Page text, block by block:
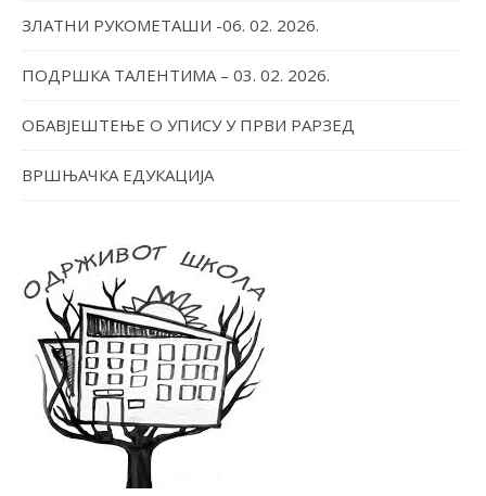
ЗЛАТНИ РУКОМЕТАШИ -06. 02. 2026.
ПОДРШКА ТАЛЕНТИМА – 03. 02. 2026.
ОБАВЈЕШТЕЊЕ О УПИСУ У ПРВИ РАРЗЕД
ВРШЊАЧКА ЕДУКАЦИЈА